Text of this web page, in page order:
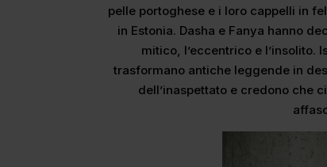
pelle portoghese e i loro cappelli in
in Estonia. Dasha e Fanya hanno
mitico, l’eccentrico e l’insolito.
trasformano antiche leggende in
dell’inaspettato e credono che